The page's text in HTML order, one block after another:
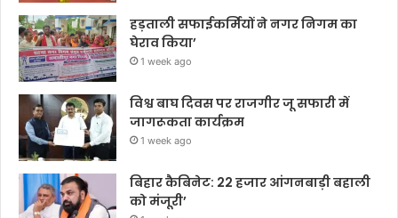
हड़ताली सफाईकर्मियों ने नगर निगम का
घेराव किया’
1 week ago
विश्व बाघ दिवस पर राजगीर जू सफारी में
जागरूकता कार्यक्रम
1 week ago
बिहार कैबिनेट: 22 हजार आंगनबाड़ी बहाली
को मंजूरी’